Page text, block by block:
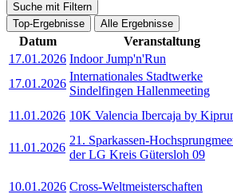
Suche mit Filtern
Top-Ergebnisse
Alle Ergebnisse
Datum Veranstaltung
17.01.2026 Indoor Jump'n'Run
17.01.2026
Internationales Stadtwerke
Sindelfingen Hallenmeeting
11.01.2026 10K Valencia Ibercaja by
11.01.2026
21. Sparkassen-
der LG Kreis Gütersloh 09
10.01.2026 Cross-Weltmeisterschaften